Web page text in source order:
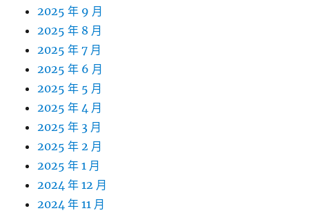
2025 年 9 月
2025 年 8 月
2025 年 7 月
2025 年 6 月
2025 年 5 月
2025 年 4 月
2025 年 3 月
2025 年 2 月
2025 年 1 月
2024 年 12 月
2024 年 11 月